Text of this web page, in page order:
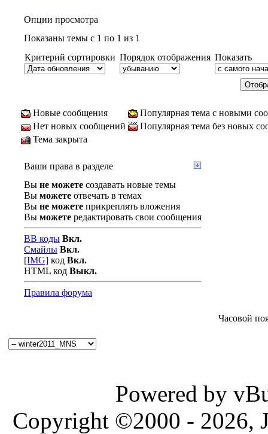
Опции просмотра
Показаны темы с 1 по 1 из 1
Критерий сортировки Порядок отображения Показать
Новые сообщения
Популярная тема с новыми
Нет новых сообщений
Популярная тема без новых
Тема закрыта
Ваши права в разделе
Вы не можете создавать новые темы
Вы можете отвечать в темах
Вы не можете прикреплять вложения
Вы можете редактировать свои сообщения
BB коды Вкл.
Смайлы Вкл.
[IMG] код Вкл.
HTML код Выкл.
Правила форума
Часовой
Powered by
Copyright ©2000 - 2026,